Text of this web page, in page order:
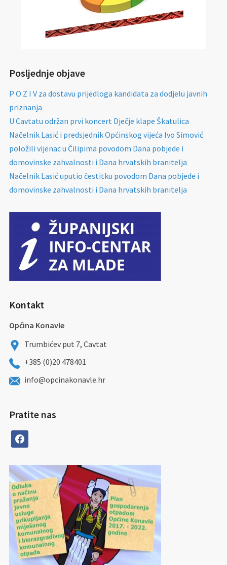
Posljednje objave
P O Z I V za dostavu prijedloga kandidata za dodjelu javnih
priznanja
U Cavtatu održan prvi koncert Dječje klape Škatulica
Načelnik Lasić i predsjednik Općinskog vijeća Ivo Simović
položili vijenac u Čilipima povodom Dana pobjede i
domovinske zahvalnosti i Dana hrvatskih branitelja
Načelnik Lasić uputio čestitku povodom Dana pobjede i
domovinske zahvalnosti i Dana hrvatskih branitelja
Kontakt
Općina Konavle
Trumbićev put 7, Cavtat
+385 (0)20 478401
info@opcinakonavle.hr
Pratite nas
facebook